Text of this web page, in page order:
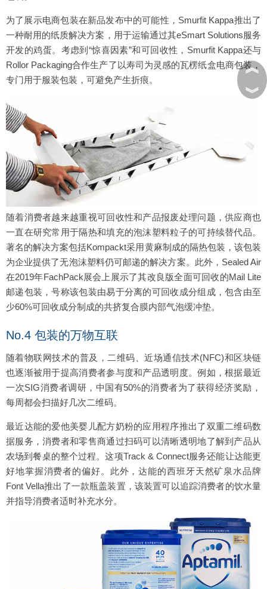
为了展示电商包装在新品发布中的可能性，Smurfit Kappa推出了
一种耐用的纸质解决方案，用于运输通过其eSmart Solutions服务
开发的鸡蛋。考虑到“惊喜因素”和可回收性，Smurfit Kappa还与
Rollor Packaging合作生产了以寿司为灵感的瓦楞纸盒电商包装，
专门用于服装包装，可避免产生折痕。
随着消费者越来越重视可回收性和产品报废处理问题，供应商也
一直在研究常用于隔热和填充的泡沫塑料粒子的可持续替代品。
著名的解决方案包括Kompackt采用黄麻制成的隔热包装，该包装
为企业提供了无泡沫塑料仍可邮递的解决方案。此外，Sealed Air
在2019年FachPack展会上展示了其改良版全面可回收的Mail Lite
邮递包装，号称该包装由易于分离的可回收成分组成，包含由至
少60%可回收成分制成的共挤复合膜内部气泡缓冲垫。
No.4 包装的万物互联
随着物联网技术的普及，二维码、近场通信技术(NFC)和区块链
也逐渐被用于提高消费者参与度和产品透明度。例如，根据最近
一次SIG消费者调研，中国有50%的消费者为了获得经济奖励，
每周都会扫描好几次二维码。
最近达能的爱他美婴儿配方奶粉的应用程序推出了双重二维码数
据服务，消费者和零售商通过扫码可以清晰透明地了解到产品从
农场到餐桌的整个过程。这项Track & Connect服务还能让达能更
好地掌握消费者的偏好。此外，达能的西班牙天然矿泉水品牌
Font Vella推出了一款瓶盖装置，该装置可以追踪消费者的饮水量
并指导消费者适时补充水分。
︽
︾